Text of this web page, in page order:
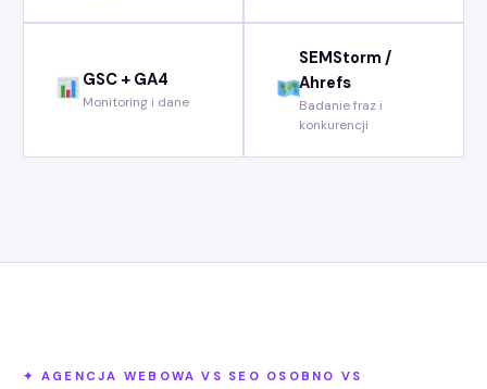
GSC + GA4
Monitoring i dane
SEMStorm /
Ahrefs
Badanie fraz i
konkurencji
✦ AGENCJA WEBOWA VS SEO OSOBNO VS